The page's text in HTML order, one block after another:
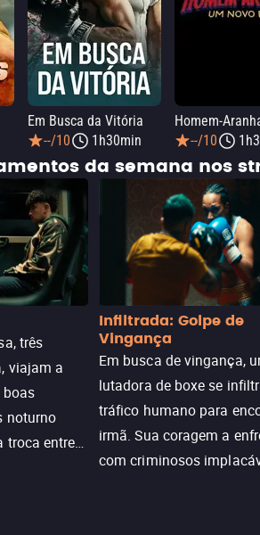
Em Busca da Vitória
--/10
1h30min --/10
da semana nos
três
viajam a
boas
noturno
troca entre
Infiltrada: Golpe de
Vingança
Em busca de vingança,
lutadora de boxe se
tráfico humano para
irmã. Sua coragem a
com criminosos